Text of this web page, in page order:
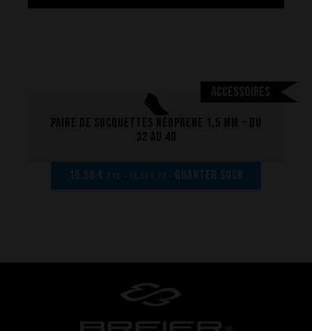
Les étapes de fabrication
Accessoires
Paire de socquettes néoprene 1,5 mm - Du
32 au 40
16,58 € TTC - 16,58 € HT - Quarter sock